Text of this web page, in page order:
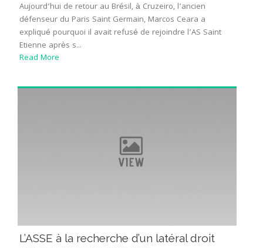
Aujourd’hui de retour au Brésil, à Cruzeiro, l’ancien
défenseur du Paris Saint Germain, Marcos Ceara a
expliqué pourquoi il avait refusé de rejoindre l’AS Saint
Etienne après s...
Read More
L’ASSE à la recherche d’un latéral droit